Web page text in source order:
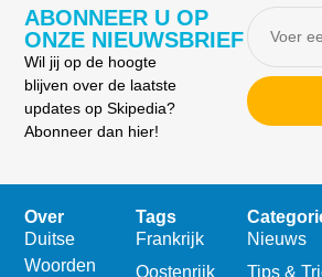
ABONNEER U OP
ONZE NIEUWSBRIEF
Wil jij op de hoogte
blijven over de laatste
updates op Skipedia?
Abonneer dan hier!
Over
Duitse
Woorden
Tags
Frankrijk
Oostenrijk
Nieuws
Tips &